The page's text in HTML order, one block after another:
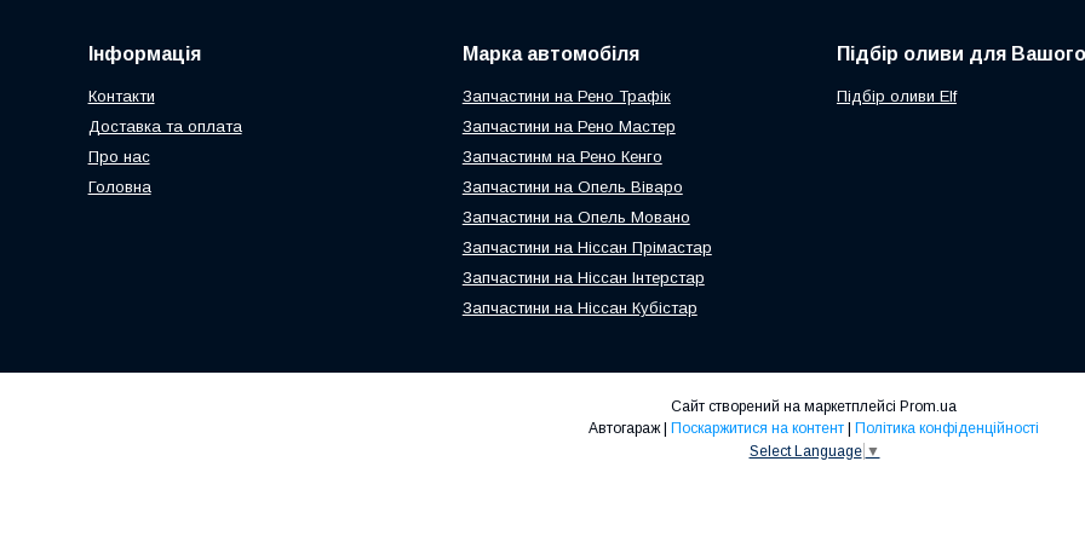
Інформація
Контакти
Доставка та оплата
Про нас
Головна
Марка автомобіля
Запчастини на Рено Трафік
Запчастини на Рено Мастер
Запчастинм на Рено Кенго
Запчастини на Опель Віваро
Запчастини на Опель Мовано
Запчастини на Ніссан Прімастар
Запчастини на Ніссан Інтерстар
Запчастини на Ніссан Кубістар
Підбір оливи для
Підбір оливи Elf
Сайт створений на маркетплейсі Prom.ua
Поскаржитися на контент
Політика конфіденційності
Select Language ▼